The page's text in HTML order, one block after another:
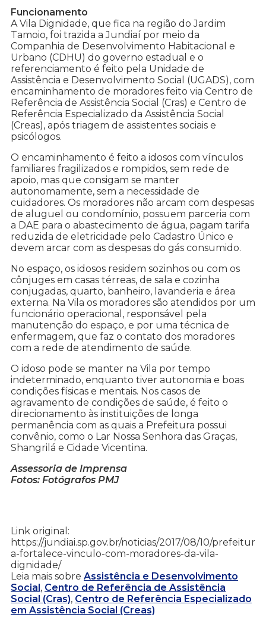
Funcionamento
A Vila Dignidade, que fica na região do Jardim
Tamoio, foi trazida a Jundiaí por meio da
Companhia de Desenvolvimento Habitacional e
Urbano (CDHU) do governo estadual e o
referenciamento é feito pela Unidade de
Assistência e Desenvolvimento Social (UGADS), com
encaminhamento de moradores feito via Centro de
Referência de Assistência Social (Cras) e Centro de
Referência Especializado da Assistência Social
(Creas), após triagem de assistentes sociais e
psicólogos.
O encaminhamento é feito a idosos com vínculos
familiares fragilizados e rompidos, sem rede de
apoio, mas que consigam se manter
autonomamente, sem a necessidade de
cuidadores. Os moradores não arcam com despesas
de aluguel ou condomínio, possuem parceria com
a DAE para o abastecimento de água, pagam tarifa
reduzida de eletricidade pelo Cadastro Único e
devem arcar com as despesas do gás consumido.
No espaço, os idosos residem sozinhos ou com os
cônjuges em casas térreas, de sala e cozinha
conjugadas, quarto, banheiro, lavanderia e área
externa. Na Vila os moradores são atendidos por um
funcionário operacional, responsável pela
manutenção do espaço, e por uma técnica de
enfermagem, que faz o contato dos moradores
com a rede de atendimento de saúde.
O idoso pode se manter na Vila por tempo
indeterminado, enquanto tiver autonomia e boas
condições físicas e mentais. Nos casos de
agravamento de condições de saúde, é feito o
direcionamento às instituições de longa
permanência com as quais a Prefeitura possui
convênio, como o Lar Nossa Senhora das Graças,
Shangrilá e Cidade Vicentina.
Assessoria de Imprensa
Fotos: Fotógrafos PMJ
Link original:
https://jundiai.sp.gov.br/noticias/2017/08/10/prefeitur
a-fortalece-vinculo-com-moradores-da-vila-
dignidade/
Leia mais sobre Assistência e Desenvolvimento
Social, Centro de Referência de Assistência
Social (Cras), Centro de Referência Especializado
em Assistência Social (Creas)